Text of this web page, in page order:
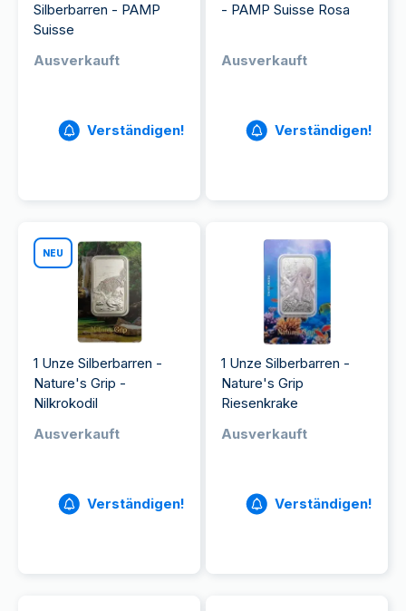
Silberbarren - PAMP
Suisse
Ausverkauft
Verständigen!
- PAMP Suisse Rosa
Ausverkauft
Verständigen!
NEU
1 Unze Silberbarren -
Nature's Grip -
Nilkrokodil
Ausverkauft
Verständigen!
1 Unze Silberbarren -
Nature's Grip
Riesenkrake
Ausverkauft
Verständigen!